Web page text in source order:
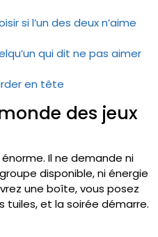
si l’un des deux n’aime
qui dit ne pas aimer
en tête
des jeux
Il ne demande ni
disponible, ni énergie
une boîte, vous posez
tuiles, et la soirée démarre.